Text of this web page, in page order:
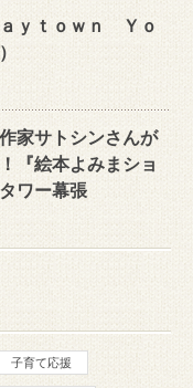
ａｙｔｏｗｎ Ｙｏ
家サトシンさんが
『絵本よみまショ
ワー幕張
子育て応援